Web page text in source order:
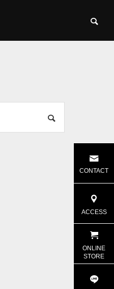
CONTACT
ACCESS
ONLINE
STORE